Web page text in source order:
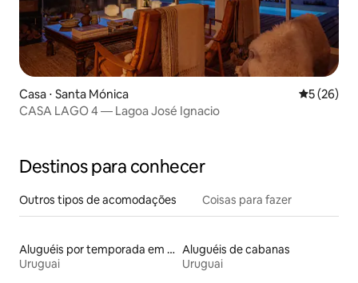
Casa ⋅ Santa Mónica 5 de uma
5 (26)
CASA LAGO 4 — Lagoa José Ignacio
Destinos para conhecer
Outros tipos de acomodações Coisas para fazer
Aluguéis por temporada em hotéis-fazenda
Uruguai
Aluguéis de cabanas
Uruguai